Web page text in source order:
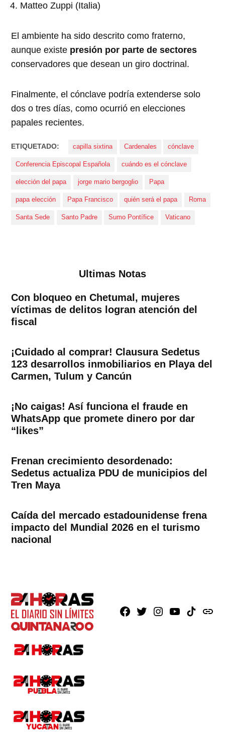
Matteo Zuppi (Italia)
El ambiente ha sido descrito como fraterno,
aunque existe presión por parte de sectores
conservadores que desean un giro doctrinal.
Finalmente, el cónclave podría extenderse solo
dos o tres días, como ocurrió en elecciones
papales recientes.
ETIQUETADO: capilla sixtina Cardenales cónclave
Conferencia Episcopal Española cuándo es el cónclave
elección del papa jorge mario bergoglio Papa
papa elección Papa Francisco quién será el papa Roma
Santa Sede Santo Padre Sumo Pontífice Vaticano
Ultimas Notas
Con bloqueo en Chetumal, mujeres
víctimas de delitos logran atención del
fiscal
¡Cuidado al comprar! Clausura Sedetus
123 desarrollos inmobiliarios en Playa del
Carmen, Tulum y Cancún
¡No caigas! Así funciona el fraude en
WhatsApp que promete dinero por dar
“likes”
Frenan crecimiento desordenado:
Sedetus actualiza PDU de municipios del
Tren Maya
Caída del mercado estadounidense frena
impacto del Mundial 2026 en el turismo
nacional
Facebook
X Instagram
YoutubeTikTokissuu